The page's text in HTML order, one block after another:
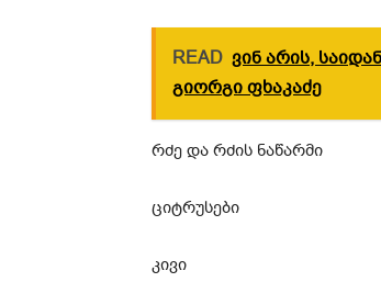
READ ვინ არის,
გიორგი ფხაკაძე
რძე და რძის ნაწარმი
ციტრუსები
კივი